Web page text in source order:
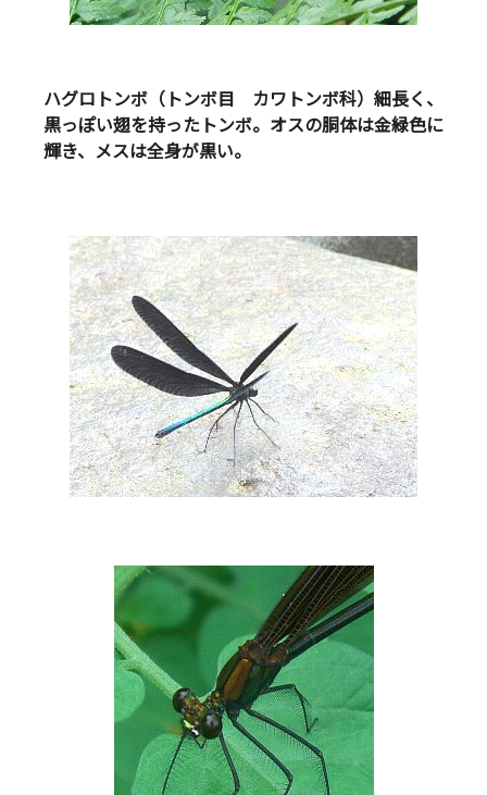
ハグロトンボ（トンボ目 カワトンボ科）細長く、
黒っぽい翅を持ったトンボ。オスの胴体は金緑色に
輝き、メスは全身が黒い。